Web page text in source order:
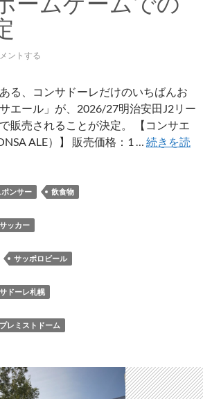
ントする
る、コンサドーレだけのいちばんお
エール」が、2026/27明治安田J2リー
販売されることが決定。 【コンサエ
ALE）】 販売価格：1 … 続きを読
ポンサー 飲食物
ッカー
サッポロビール
ドーレ札幌
レミストドーム